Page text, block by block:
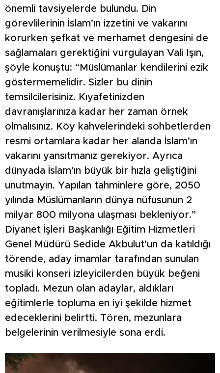
önemli tavsiyelerde bulundu. Din
görevlilerinin İslam’ın izzetini ve vakarını
korurken şefkat ve merhamet dengesini de
sağlamaları gerektiğini vurgulayan Vali Işın,
şöyle konuştu: “Müslümanlar kendilerini ezik
göstermemelidir. Sizler bu dinin
temsilcilerisiniz. Kıyafetinizden
davranışlarınıza kadar her zaman örnek
olmalısınız. Köy kahvelerindeki sohbetlerden
resmi ortamlara kadar her alanda İslam’ın
vakarını yansıtmanız gerekiyor. Ayrıca
dünyada İslam’ın büyük bir hızla geliştiğini
unutmayın. Yapılan tahminlere göre, 2050
yılında Müslümanların dünya nüfusunun 2
milyar 800 milyona ulaşması bekleniyor.”
Diyanet İşleri Başkanlığı Eğitim Hizmetleri
Genel Müdürü Sedide Akbulut’un da katıldığı
törende, aday imamlar tarafından sunulan
musiki konseri izleyicilerden büyük beğeni
topladı. Mezun olan adaylar, aldıkları
eğitimlerle topluma en iyi şekilde hizmet
edeceklerini belirtti. Tören, mezunlara
belgelerinin verilmesiyle sona erdi.